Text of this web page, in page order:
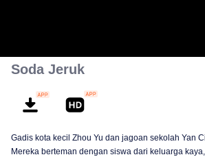
Soda Jeruk
Gadis kota kecil Zhou Yu dan jagoan sekolah Yan
Mereka berteman dengan siswa dari keluarga